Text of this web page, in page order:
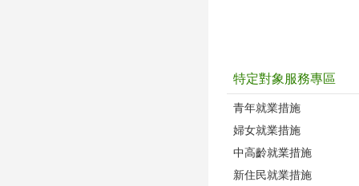
特定對象服務專區
青年就業措施
婦女就業措施
中高齡就業措施
新住民就業措施